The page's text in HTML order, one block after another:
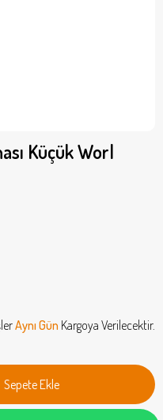
Küçük Worl
Aynı Gün Kargoya Verilecektir.